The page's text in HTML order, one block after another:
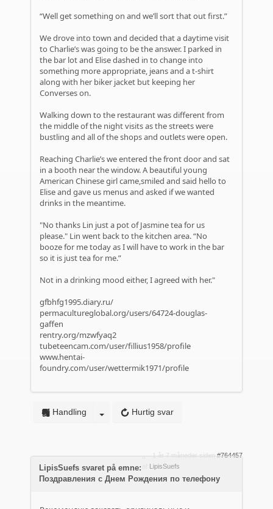
“Well get something on and we’ll sort that out first.”
We drove into town and decided that a daytime visit
to Charlie’s was going to be the answer. I parked in
the bar lot and Elise dashed in to change into
something more appropriate, jeans and a t-shirt
along with her biker jacket but keeping her
Converses on.
Walking down to the restaurant was different from
the middle of the night visits as the streets were
bustling and all of the shops and outlets were open.
Reaching Charlie’s we entered the front door and sat
in a booth near the window. A beautiful young
American Chinese girl came,smiled and said hello to
Elise and gave us menus and asked if we wanted
drinks in the meantime.
"No thanks Lin just a pot of Jasmine tea for us
please." Lin went back to the kitchen area. “No
booze for me today as I will have to work in the bar
so it is just tea for me.”
Not in a drinking mood either, I agreed with her."
gfbhfg1995.diary.ru/
permacultureglobal.org/users/64724-douglas-
gaffen
rentry.org/mzwfyaq2
tubeteencam.com/user/fillius1958/profile
www.hentai-
foundry.com/user/wettermik1971/profile
Hurtig svar
Handling
1 år 7 måneder siden #764457
LipisSuefs
LipisSuefs svaret på emne:
Поздравления с Днем Рождения по телефону